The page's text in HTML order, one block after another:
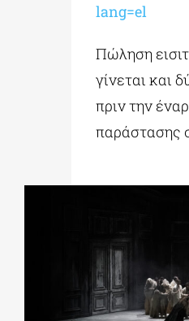
lang=el
Πώληση
γίνεται και
πριν την
παράστασης